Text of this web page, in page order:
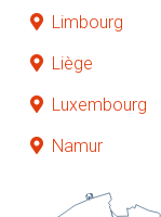
Limbourg
Liège
Luxembourg
Namur